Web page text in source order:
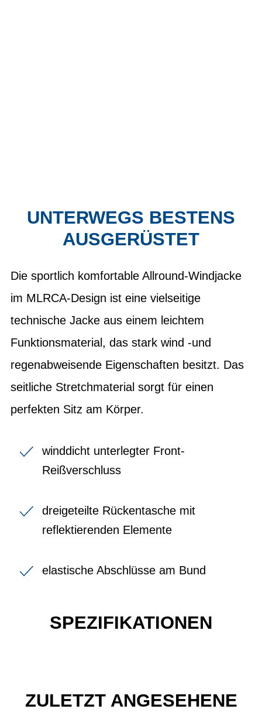
UNTERWEGS BESTENS
AUSGERÜSTET
Die sportlich komfortable Allround-Windjacke
im MLRCA-Design ist eine vielseitige
technische Jacke aus einem leichtem
Funktionsmaterial, das stark wind -und
regenabweisende Eigenschaften besitzt. Das
seitliche Stretchmaterial sorgt für einen
perfekten Sitz am Körper.
winddicht unterlegter Front-
Reißverschluss
dreigeteilte Rückentasche mit
reflektierenden Elemente
elastische Abschlüsse am Bund
SPEZIFIKATIONEN
ZULETZT ANGESEHENE